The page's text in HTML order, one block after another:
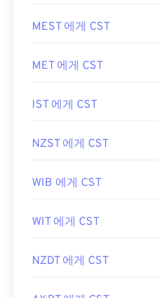
MEST 에게 CST
MET 에게 CST
IST 에게 CST
NZST 에게 CST
WIB 에게 CST
WIT 에게 CST
NZDT 에게 CST